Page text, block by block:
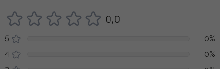
0,0
5
0%
4
0%